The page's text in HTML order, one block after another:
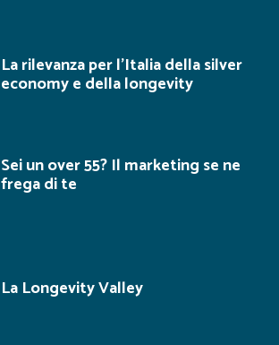
La rilevanza per l’Italia della silver
economy e della longevity
Sei un over 55? Il marketing se ne
frega di te
La Longevity Valley